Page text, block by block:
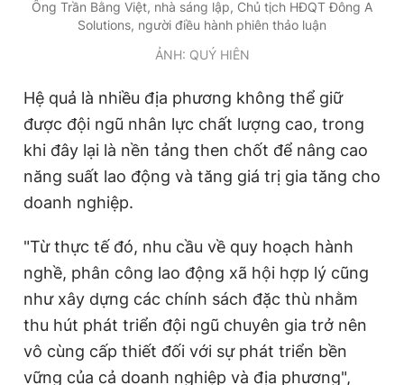
Ông Trần Bằng Việt, nhà sáng lập, Chủ tịch HĐQT Đông A
Solutions, người điều hành phiên thảo luận
ẢNH: QUÝ HIÊN
Hệ quả là nhiều địa phương không thể giữ
được đội ngũ nhân lực chất lượng cao, trong
khi đây lại là nền tảng then chốt để nâng cao
năng suất lao động và tăng giá trị gia tăng cho
doanh nghiệp.
"Từ thực tế đó, nhu cầu về quy hoạch hành
nghề, phân công lao động xã hội hợp lý cũng
như xây dựng các chính sách đặc thù nhằm
thu hút phát triển đội ngũ chuyên gia trở nên
vô cùng cấp thiết đối với sự phát triển bền
vững của cả doanh nghiệp và địa phương",